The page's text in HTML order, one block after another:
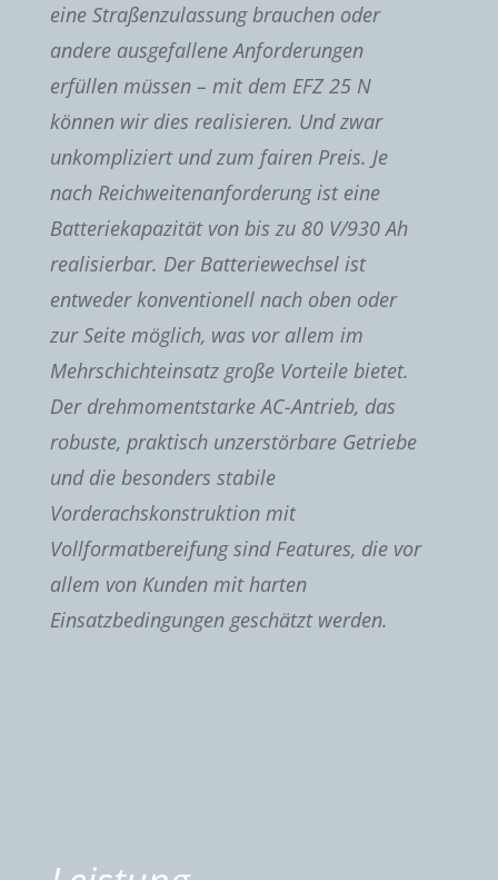
eine Straßenzulassung brauchen oder
andere ausgefallene Anforderungen
erfüllen müssen – mit dem EFZ 25 N
können wir dies realisieren. Und zwar
unkompliziert und zum fairen Preis. Je
nach Reichweitenanforderung ist eine
Batteriekapazität von bis zu 80 V/930 Ah
realisierbar. Der Batteriewechsel ist
entweder konventionell nach oben oder
zur Seite möglich, was vor allem im
Mehrschichteinsatz große Vorteile bietet.
Der drehmomentstarke AC-Antrieb, das
robuste, praktisch unzerstörbare Getriebe
und die besonders stabile
Vorderachskonstruktion mit
Vollformatbereifung sind Features, die vor
allem von Kunden mit harten
Einsatzbedingungen geschätzt werden.